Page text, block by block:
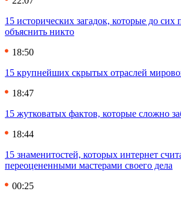
15 исторических загадок, которые до сих
объяснить никто
18:50
15 крупнейших скрытых отраслей
18:47
15 жутковатых фактов, которые сложно
18:44
15 знаменитостей, которых интернет
переоцененными мастерами своего дела
00:25